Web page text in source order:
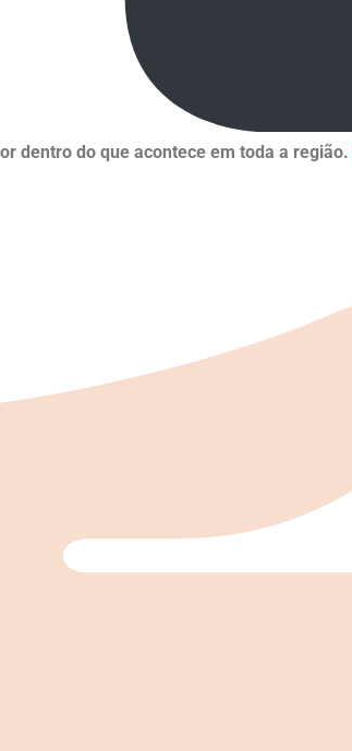
dentro do que acontece em toda a região.